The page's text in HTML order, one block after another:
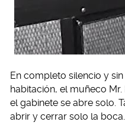
En completo silencio y
habitación, el muñeco
el gabinete se abre solo.
abrir y cerrar solo la